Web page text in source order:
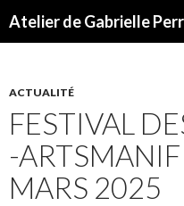
Atelier de Gabrielle
ACTUALITÉ
FESTIVAL
-
MARS 2025